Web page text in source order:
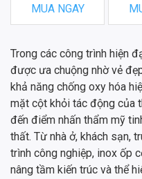
MUA NGAY
Trong các công trình hiện
được ưa chuộng nhờ vẻ
khả năng chống oxy hóa
mặt cột khỏi tác động của
đến điểm nhấn thẩm mỹ
thất. Từ nhà ở, khách sạn,
trình công nghiệp, inox ốp
nâng tầm kiến trúc và thể